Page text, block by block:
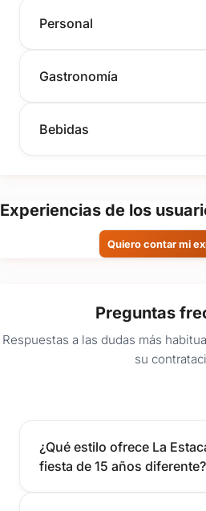
Personal
Gastronomía
Bebidas
Experiencias de los
Quiero contar mi
Preguntas
Respuestas a las dudas más
su
¿Qué estilo ofrece La
fiesta de 15 años diferente?